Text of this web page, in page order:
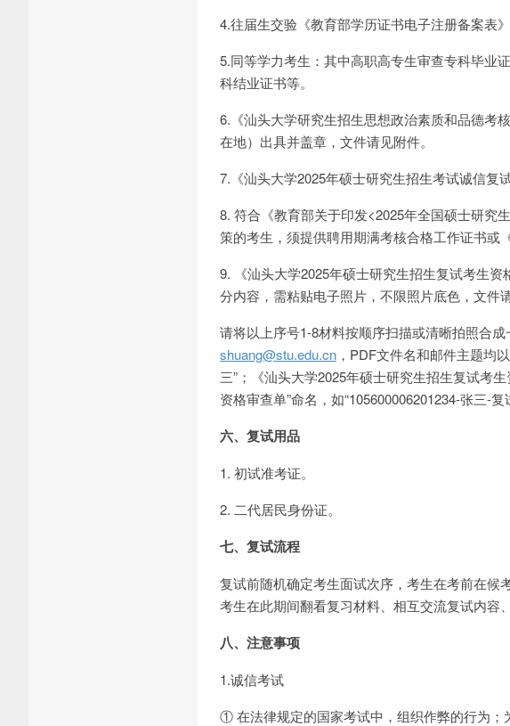
4.往届生交验《教育部学历证书电子注册备案表
5.同等学力考生：其中高职高专生审查专科毕业
科结业证书等。
6.《汕头大学研究生招生思想政治素质和品德考
在地）出具并盖章，文件请见附件。
7.《汕头大学2025年硕士研究生招生考试诚信复
8. 符合《教育部关于印发<2025年全国硕士研究
策的考生，须提供聘用期满考核合格工作证书或
9. 《汕头大学2025年硕士研究生招生复试考生
分内容，需粘贴电子照片，不限照片底色，文件请
请将以上序号1-8材料按顺序扫描或清晰拍照合
shuang@stu.edu.cn ，PDF文件名和邮件主题均
三”；《汕头大学2025年硕士研究生招生复试考
资格审查单”命名，如“105600006201234-张三-复
六、复试用品
1. 初试准考证。
2. 二代居民身份证。
七、复试流程
复试前随机确定考生面试次序，考生在考前在
考生在此期间翻看复习材料、相互交流复试内容
八、注意事项
1.诚信考试
① 在法律规定的国家考试中，组织作弊的行为